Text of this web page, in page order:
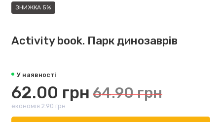
ЗНИЖКА 5%
Activity book. Парк динозаврів
У наявності
62.00 грн 64.90 грн
економія 2.90 грн